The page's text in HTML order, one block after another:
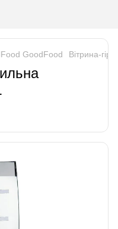
GoodFood Вітрина-